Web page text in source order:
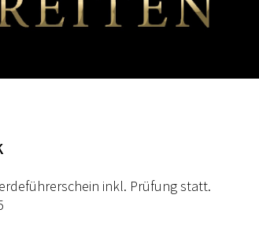
inkl. Prüfung statt.